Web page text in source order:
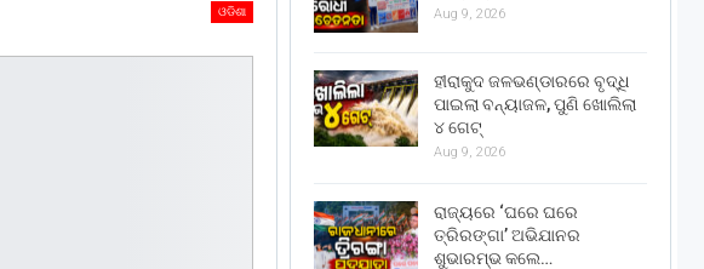
ଓଡିଶା Aug 9, 2026
ହୀରାକୁଦ ଜଳଭଣ୍ଡାରରେ ବୃଦ୍ଧି
ପାଇଲା ବନ୍ୟାଜଳ, ପୁଣି ଖୋଲିଲା
୪ ଗେଟ୍
Aug 9, 2026
ରାଜ୍ୟରେ ‘ଘରେ ଘରେ
ତ୍ରିରଙ୍ଗା’ ଅଭିଯାନର
ଶୁଭାରମ୍ଭ କଲେ…